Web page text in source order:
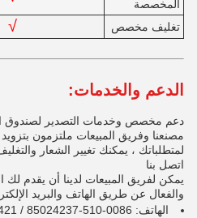
المخصصة
تغليف مخصص √
الدعم والخدمات:
دعم مخصص وخدمات التصدير لصندوق
مصنعنا وفريق المبيعات ملتزمون
لمتطلباتك ، يمكنك تغيير الشعار
اتصل بنا
يمكن لفريق المبيعات لدينا أن يقدم
والفعال عن طريق الهاتف والبريد
الهاتف: 0086-510-85024237 / 85050421